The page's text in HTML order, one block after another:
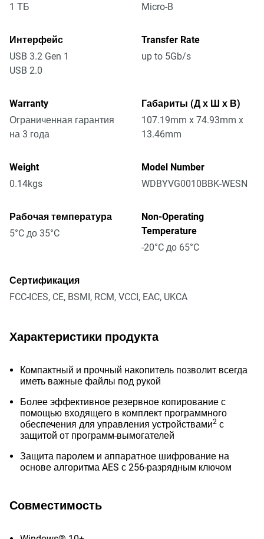
1 ТБ Micro-B
Интерфейс
USB 3.2 Gen 1
USB 2.0
Transfer Rate
up to 5Gb/s
Warranty
Ограниченная гарантия
на 3 года
Габариты (Д х Ш х В)
107.19mm x 74.93mm x
13.46mm
Weight
0.14kgs
Model Number
WDBYVG0010BBK-WESN
Рабочая температура
5°C до 35°C
Non-Operating
Temperature
-20°C до 65°C
Сертификация
FCC-ICES, CE, BSMI, RCM, VCCI, EAC, UKCA
Характеристики продукта
Компактный и прочный накопитель позволит всегда
иметь важные файлы под рукой
Более эффективное резервное копирование с
помощью входящего в комплект программного
обеспечения для управления устройствами2 с
защитой от программ-вымогателей
Защита паролем и аппаратное шифрование на
основе алгоритма AES с 256-разрядным ключом
Совместимость